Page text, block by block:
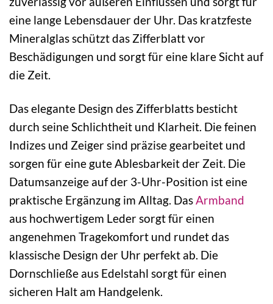
eine lange Lebensdauer der Uhr. Das kratzfeste
Mineralglas schützt das Zifferblatt vor
Beschädigungen und sorgt für eine klare Sicht auf
die Zeit.
Das elegante Design des Zifferblatts besticht
durch seine Schlichtheit und Klarheit. Die feinen
Indizes und Zeiger sind präzise gearbeitet und
sorgen für eine gute Ablesbarkeit der Zeit. Die
Datumsanzeige auf der 3-Uhr-Position ist eine
praktische Ergänzung im Alltag. Das Armband
aus hochwertigem Leder sorgt für einen
angenehmen Tragekomfort und rundet das
klassische Design der Uhr perfekt ab. Die
Dornschließe aus Edelstahl sorgt für einen
sicheren Halt am Handgelenk.